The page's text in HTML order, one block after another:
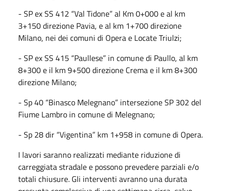
- SP ex SS 412 “Val Tidone” al Km 0+000 e al km
3+150 direzione Pavia, e al km 1+700 direzione
Milano, nei dei comuni di Opera e Locate Triulzi;
- SP ex SS 415 “Paullese” in comune di Paullo, al km
8+300 e il km 9+500 direzione Crema e il km 8+300
direzione Milano;
- Sp 40 “Binasco Melegnano” intersezione SP 302 del
Fiume Lambro in comune di Melegnano;
- Sp 28 dir “Vigentina” km 1+958 in comune di Opera.
I lavori saranno realizzati mediante riduzione di
carreggiata stradale e possono prevedere parziali e/o
totali chiusure. Gli interventi avranno una durata